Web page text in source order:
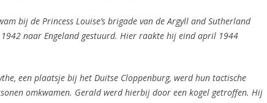
bij de Princess Louise’s brigade van de Argyll and Sutherland
naar Engeland gestuurd. Hier raakte hij eind april 1944
een plaatsje bij het Duitse Cloppenburg, werd hun tactische
omkwamen. Gerald werd hierbij door een kogel getroffen. Hij